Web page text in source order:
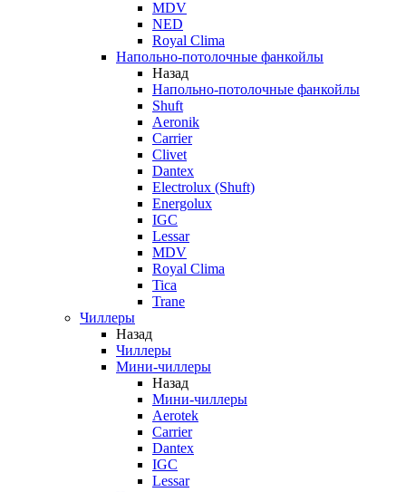
MDV
NED
Royal Clima
Напольно-потолочные фанкойлы
Назад
Напольно-потолочные фанкойлы
Shuft
Aeronik
Carrier
Clivet
Dantex
Electrolux (Shuft)
Energolux
IGC
Lessar
MDV
Royal Clima
Tica
Trane
Чиллеры
Назад
Чиллеры
Мини-чиллеры
Назад
Мини-чиллеры
Aerotek
Carrier
Dantex
IGC
Lessar